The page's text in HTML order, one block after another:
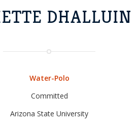
DHALLUIN
Water-Polo
Committed
Arizona State University